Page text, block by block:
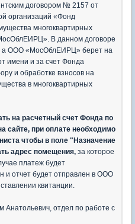
договором № 2157 от
организаций «Фонд
многоквартирных
В данном договоре
а ООО «МосОблЕИРЦ» берет на
имени и за счет Фонда
и обработке взносов на
в многоквартирных
на расчетный счет Фонда по
сайте, при оплате необходимо
чтобы в поле "Назначение
адрес помещения, за которое
платеж будет
и отчет будет отправлен в ООО
квитанции.
Анатольевич, отдел по работе с